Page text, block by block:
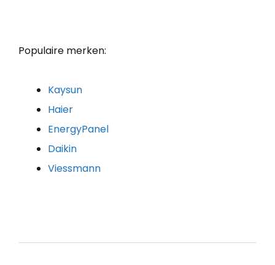
Populaire merken:
Kaysun
Haier
EnergyPanel
Daikin
Viessmann